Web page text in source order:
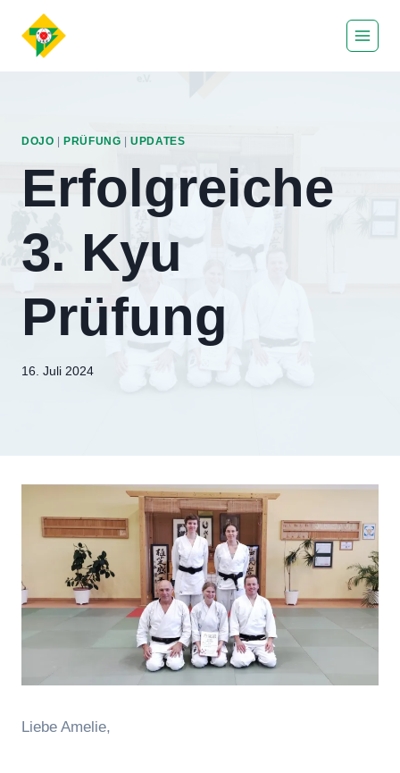
Inhalt
DOJO PRÜFUNG |UPDATES
Erfolgreiche
3. Kyu
Prüfung
Von
16. Juli 2024
Liebe Amelie,